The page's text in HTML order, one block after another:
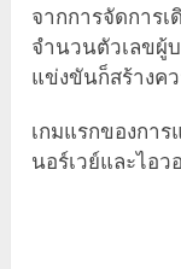
จากการจัดการ
จำนวนตัวเลขผู้
แข่งขันก็สร้างค
เกมแรกของกา
นอร์เวย์และไอว